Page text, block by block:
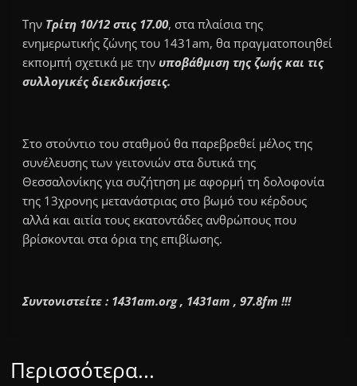
Την Τρίτη 10/12 στις 17.00, στα πλαίσια της
ενημερωτικής ζώνης του 1431am, θα πραγματοποιηθεί
εκπομπή σχετικά με την υποβάθμιση της ζωής και τις
συλλογικές διεκδικήσεις.
Στο στούντιο του σταθμού θα παρεβρεθεί μέλος της
συνέλευσης των γειτονιών στα δυτικά της
Θεσσαλονίκης για συζήτηση με αφορμή τη δολοφονία
της 13χρονης μετανάστριας στο βωμό του κέρδους
αλλά και αιτία τους εκατοντάδες ανθρώπους που
βρίσκονται στα όρια της επιβίωσης.
Συντονιστείτε : 1431am.org , 1431am , 97.8fm !!!
Περισσότερα...